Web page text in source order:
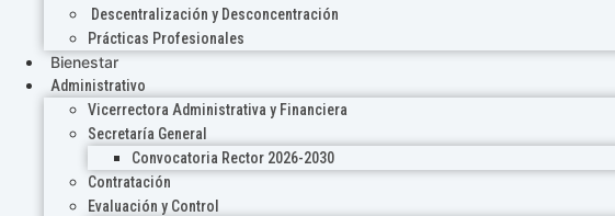
Descentralización y Desconcentración
Prácticas Profesionales
Bienestar
Administrativo
Vicerrectora Administrativa y Financiera
Secretaría General
Convocatoria Rector 2026-2030
Contratación
Evaluación y Control